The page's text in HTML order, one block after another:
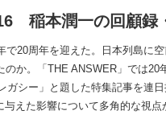
稲本潤一の回顧録
20周年を迎えた。日本列島に
か。「THE ANSWER」では20
ガシー」と題した特集記事を連
えた影響について多角的な視点